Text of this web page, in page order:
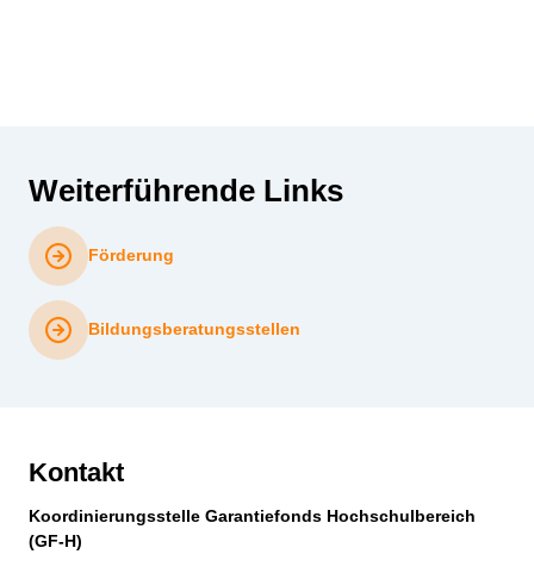
Weiterführende Links
Förderung
Bildungsberatungsstellen
Kontakt
Koordinierungsstelle Garantiefonds Hochschulbereich
(GF-H)